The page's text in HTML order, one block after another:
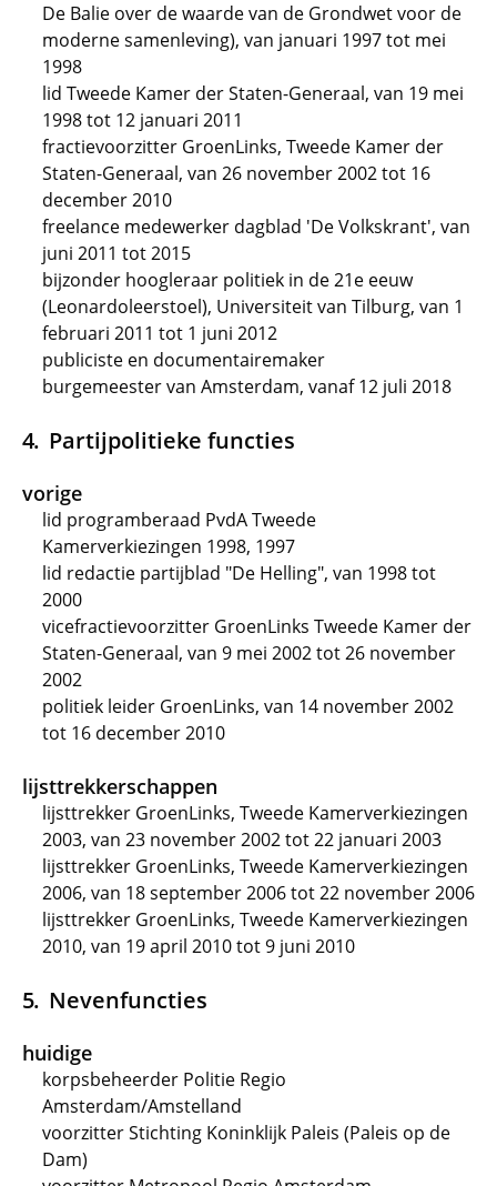
De Balie over de waarde van de Grondwet voor de
moderne samenleving), van januari 1997 tot mei
1998
lid Tweede Kamer der Staten-Generaal, van 19 mei
1998 tot 12 januari 2011
fractievoorzitter GroenLinks, Tweede Kamer der
Staten-Generaal, van 26 november 2002 tot 16
december 2010
freelance medewerker dagblad 'De Volkskrant', van
juni 2011 tot 2015
bijzonder hoogleraar politiek in de 21e eeuw
(Leonardoleerstoel), Universiteit van Tilburg, van 1
februari 2011 tot 1 juni 2012
publiciste en documentairemaker
burgemeester van Amsterdam, vanaf 12 juli 2018
Partijpolitieke functies
vorige
lid programberaad PvdA Tweede
Kamerverkiezingen 1998, 1997
lid redactie partijblad "De Helling", van 1998 tot
2000
vicefractievoorzitter GroenLinks Tweede Kamer der
Staten-Generaal, van 9 mei 2002 tot 26 november
2002
politiek leider GroenLinks, van 14 november 2002
tot 16 december 2010
lijsttrekkerschappen
lijsttrekker GroenLinks, Tweede Kamerverkiezingen
2003, van 23 november 2002 tot 22 januari 2003
lijsttrekker GroenLinks, Tweede Kamerverkiezingen
2006, van 18 september 2006 tot 22 november 2006
lijsttrekker GroenLinks, Tweede Kamerverkiezingen
2010, van 19 april 2010 tot 9 juni 2010
Nevenfuncties
huidige
korpsbeheerder Politie Regio
Amsterdam/Amstelland
voorzitter Stichting Koninklijk Paleis (Paleis op de
Dam)